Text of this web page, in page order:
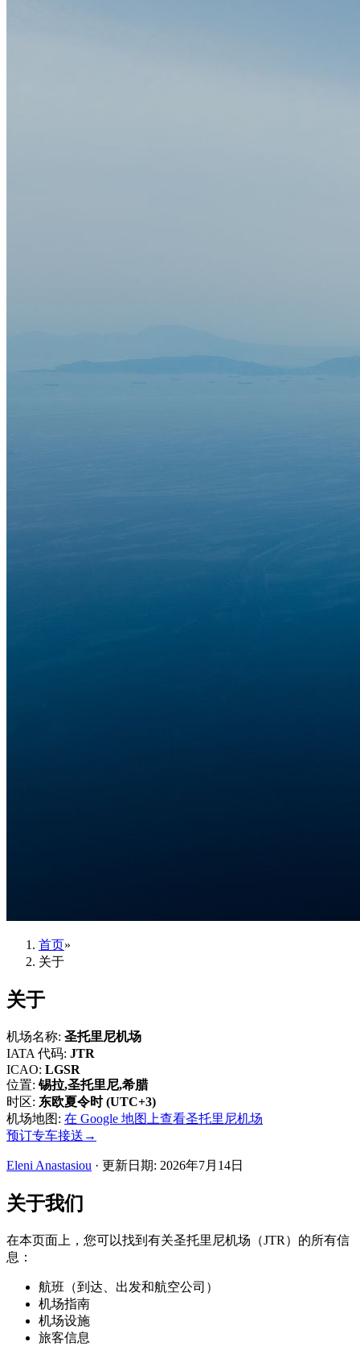
首页»
关于
关于
机场名称: 圣托里尼机场
IATA 代码: JTR
ICAO: LGSR
位置: 锡拉,圣托里尼,希腊
时区: 东欧夏令时 (UTC+3)
机场地图: 在 Google 地图上查看圣托里尼机场
预订专车接送 →
Eleni Anastasiou · 更新日期: 2026年7月14日
关于我们
在本页面上，您可以找到有关圣托里尼机场（JTR）的所有信
息：
航班（到达、出发和航空公司）
机场指南
机场设施
旅客信息